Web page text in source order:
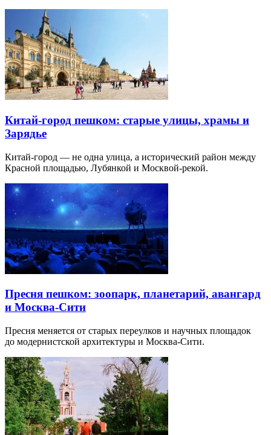
Китай-город пешком: старые улицы, храмы и
Зарядье
Китай-город — не одна улица, а исторический район между
Красной площадью, Лубянкой и Москвой-рекой.
Пресня пешком: зоопарк, планетарий, авангард
и Москва-Сити
Пресня меняется от старых переулков и научных площадок
до модернистской архитектуры и Москва-Сити.